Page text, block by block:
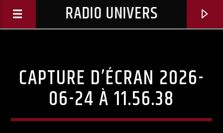
RADIO UNIVERS
CAPTURE D’ÉCRAN 2026-
06-24 À 11.56.38